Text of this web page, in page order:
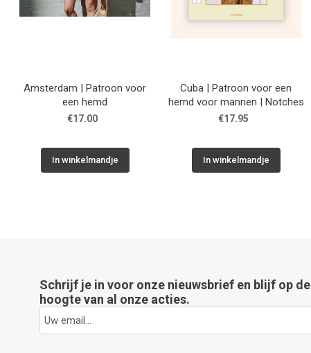
Amsterdam | Patroon voor
een hemd
€17.00
In winkelmandje
Cuba | Patroon voor een
hemd voor mannen | Notches
€17.95
In winkelmandje
Schrijf je in voor onze nieuwsbrief en blijf op de
hoogte van al onze acties.